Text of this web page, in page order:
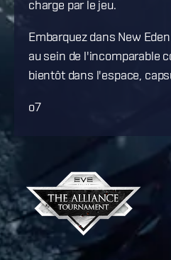
charge par le jeu.
Embarquez dans New
au sein de l'incomparable
bientôt dans l'espace,
o7